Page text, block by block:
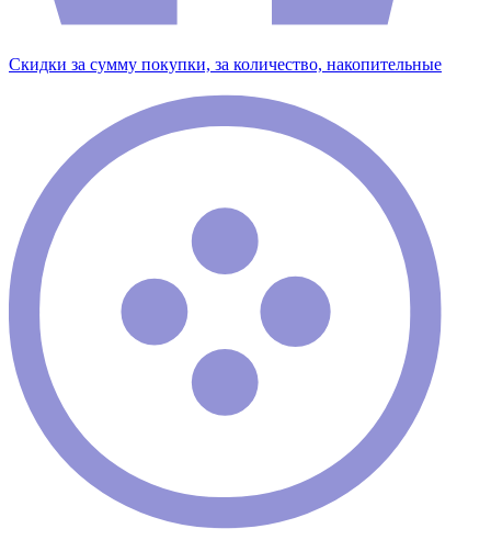
Скидки за сумму покупки, за количество, накопительные